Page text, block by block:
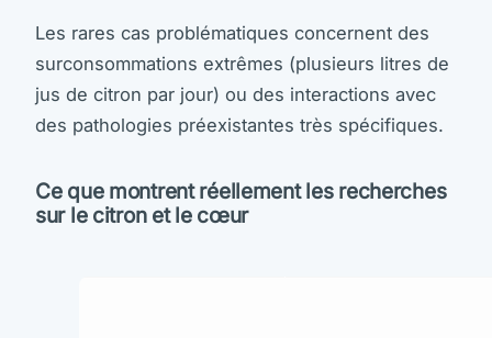
Les rares cas problématiques concernent des
surconsommations extrêmes (plusieurs litres de
jus de citron par jour) ou des interactions avec
des pathologies préexistantes très spécifiques.
Ce que montrent réellement les recherches
sur le citron et le cœur